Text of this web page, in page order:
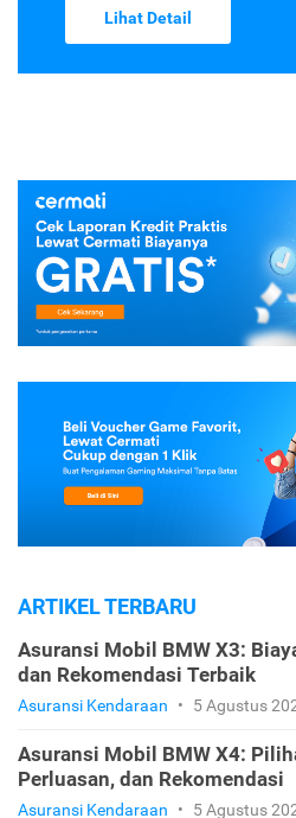
Lihat Detail
ARTIKEL TERBARU
Asuransi Mobil BMW X3:
dan Rekomendasi Terbaik
Asuransi Kendaraan • 5 Agustus
Asuransi Mobil BMW X4:
Perluasan, dan Rekomendasi
Asuransi Kendaraan • 5 Agustus